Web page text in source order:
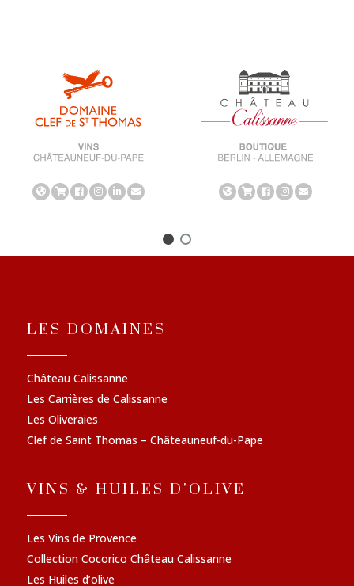
LES DOMAINES
Château Calissanne
Les Carrières de Calissanne
Les Oliveraies
Clef de Saint Thomas – Châteauneuf-du-Pape
VINS & HUILES D'OLIVE
Les Vins de Provence
Collection Cocorico Château Calissanne
Les Huiles d’olive